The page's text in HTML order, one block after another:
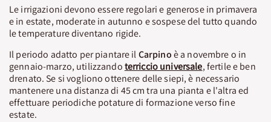
Le irrigazioni devono essere regolari e generose in primavera
e in estate, moderate in autunno e sospese del tutto quando
le temperature diventano rigide.
Il periodo adatto per piantare ilCarpinoè a novembre o in
gennaio-marzo, utilizzandoterriccio universale, fertile e ben
drenato. Se si vogliono ottenere delle siepi, è necessario
mantenere una distanza di 45 cm tra una pianta e l'altra ed
effettuare periodiche potature di formazione verso fine
estate.